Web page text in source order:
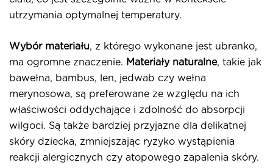
utrzymania optymalnej temperatury.
Wybór materiału, z którego wykonane jest ubranko,
ma ogromne znaczenie. Materiały naturalne, takie jak
bawełna, bambus, len, jedwab czy wełna
merynosowa, są preferowane ze względu na ich
właściwości oddychające i zdolność do absorpcji
wilgoci. Są także bardziej przyjazne dla delikatnej
skóry dziecka, zmniejszając ryzyko wystąpienia
reakcji alergicznych czy atopowego zapalenia skóry.